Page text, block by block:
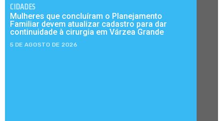
CIDADES
Mulheres que concluíram o Planejamento
Familiar devem atualizar cadastro para dar
continuidade à cirurgia em Várzea Grande
5 DE AGOSTO DE 2026